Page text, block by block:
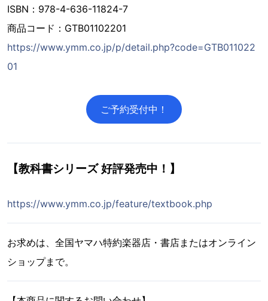
ISBN：978-4-636-11824-7
商品コード：GTB01102201
https://www.ymm.co.jp/p/detail.php?code=GTB011022
01
ご予約受付中！
【教科書シリーズ 好評発売中！】
https://www.ymm.co.jp/feature/textbook.php
お求めは、全国ヤマハ特約楽器店・書店またはオンライン
ショップまで。